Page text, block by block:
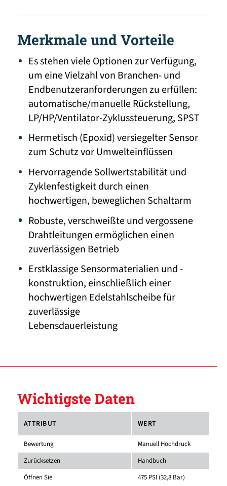
Merkmale und Vorteile
Es stehen viele Optionen zur Verfügung,
um eine Vielzahl von Branchen- und
Endbenutzeranforderungen zu erfüllen:
automatische/manuelle Rückstellung,
LP/HP/Ventilator-Zyklussteuerung, SPST
Hermetisch (Epoxid) versiegelter Sensor
zum Schutz vor Umwelteinflüssen
Hervorragende Sollwertstabilität und
Zyklenfestigkeit durch einen
hochwertigen, beweglichen Schaltarm
Robuste, verschweißte und vergossene
Drahtleitungen ermöglichen einen
zuverlässigen Betrieb
Erstklassige Sensormaterialien und -
konstruktion, einschließlich einer
hochwertigen Edelstahlscheibe für
zuverlässige
Lebensdauerleistung
Wichtigste Daten
ATTRIBUT WERT
Bewertung
Manuell Hochdruck
Zurücksetzen
Handbuch
Öffnen Sie
475 PSI (32,8 Bar)